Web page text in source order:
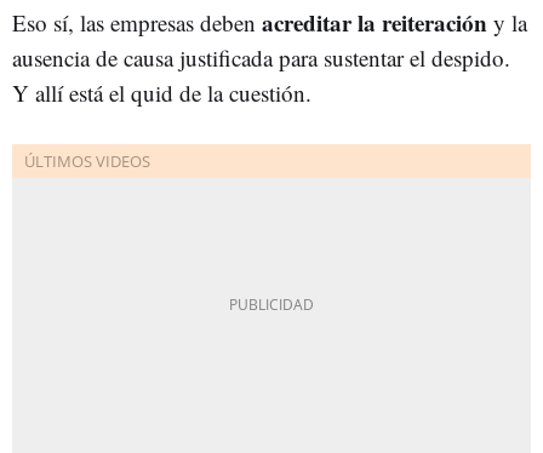
Eso sí, las empresas deben acreditar la reiteración y la
ausencia de causa justificada para sustentar el despido.
Y allí está el quid de la cuestión.